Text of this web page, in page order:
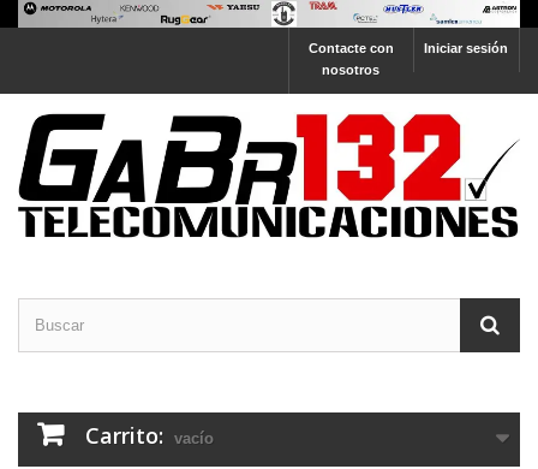
Iniciar sesión
Contacte con
nosotros
Carrito: vacío